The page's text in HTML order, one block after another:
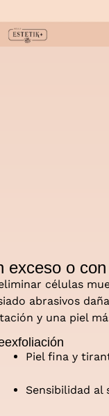
exceso o
células
abrasivos
y una piel
Piel fina y
Sensibilidad al